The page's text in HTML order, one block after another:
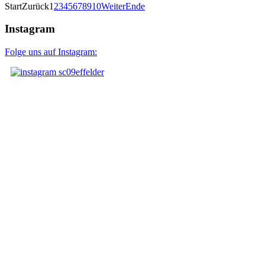
StartZurück1 2345678910WeiterEnde
Instagram
Folge uns auf Instagram: